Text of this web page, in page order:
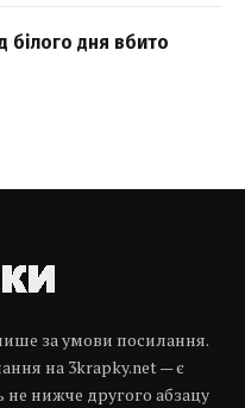
білого дня вбито
за умови посилання.
на 3krapky.net — є
не нижче другого абзацу